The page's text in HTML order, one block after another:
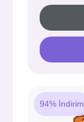
94% İndirim